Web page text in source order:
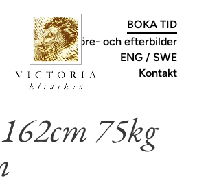
Kontakt
ENG SWE
Före- och efterbilder
BOKA TID
75kg